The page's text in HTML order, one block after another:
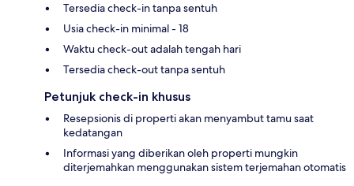
Tersedia check-in tanpa sentuh
Usia check-in minimal - 18
Waktu check-out adalah tengah hari
Tersedia check-out tanpa sentuh
Petunjuk check-in khusus
Resepsionis di properti akan menyambut tamu saat
kedatangan
Informasi yang diberikan oleh properti mungkin
diterjemahkan menggunakan sistem terjemahan otomatis